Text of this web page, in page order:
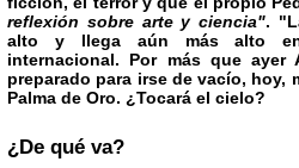
reflexión sobre arte y ciencia".
alto y llega aún más alto
internacional. Por más que ayer
preparado para irse de vacío, hoy,
Palma de Oro. ¿Tocará el cielo?
¿De qué va?